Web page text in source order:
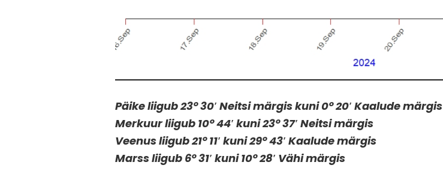
Päike liigub 23° 30′ Neitsi märgis kuni 0° 20′ Kaalude märgis
Merkuur liigub 10° 44′ kuni 23° 37′ Neitsi märgis
Veenus liigub 21° 11′ kuni 29° 43′ Kaalude märgis
Marss liigub 6° 31′ kuni 10° 28′ Vähi märgis